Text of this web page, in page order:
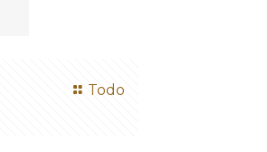
Todo